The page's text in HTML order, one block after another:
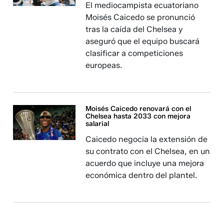
El mediocampista ecuatoriano
Moisés Caicedo se pronunció
tras la caída del Chelsea y
aseguró que el equipo buscará
clasificar a competiciones
europeas.
Moisés Caicedo renovará con el
Chelsea hasta 2033 con mejora
salarial
Caicedo negocia la extensión de
su contrato con el Chelsea, en un
acuerdo que incluye una mejora
económica dentro del plantel.